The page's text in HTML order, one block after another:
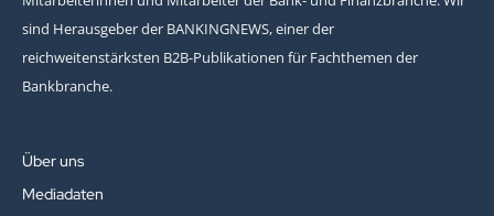
sind Herausgeber der BANKINGNEWS, einer der
reichweitenstärksten B2B-Publikationen für Fachthemen der
Bankbranche.
Über uns
Mediadaten